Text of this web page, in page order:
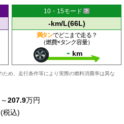
10・15モード
-km/L(66L)
満タンでどこまで走る？
（燃費×タンク容量）
- km
め、走行条件等により実際の燃料消費率は異な
207.9万円
税込)